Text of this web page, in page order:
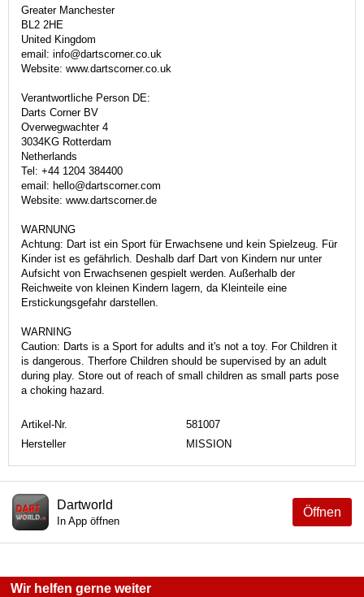
Greater Manchester
BL2 2HE
United Kingdom
email: info@dartscorner.co.uk
Website: www.dartscorner.co.uk
Verantwortliche Person DE:
Darts Corner BV
Overwegwachter 4
3034KG Rotterdam
Netherlands
Tel: +44 1204 384400
email: hello@dartscorner.com
Website: www.dartscorner.de
WARNUNG
Achtung: Dart ist ein Sport für Erwachsene und kein Spielzeug. Für
Kinder ist es gefährlich. Deshalb darf Dart von Kindern nur unter
Aufsicht von Erwachsenen gespielt werden. Außerhalb der
Reichweite von kleinen Kindern lagern, da Kleinteile eine
Erstickungsgefahr darstellen.
WARNING
Caution: Darts is a Sport for adults and it's not a toy. For Children it
is dangerous. Therfore Children should be supervised by an adult
during play. Store out of reach of small children as small parts pose
a choking hazard.
Artikel-Nr.
581007
Hersteller
MISSION
Öffnen
Dartworld
In App öffnen
Wir helfen gerne weiter